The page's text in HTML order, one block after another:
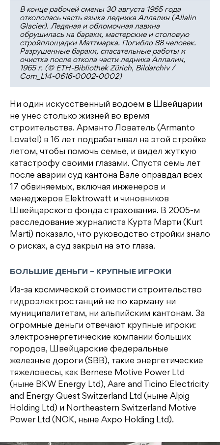
В конце рабочей смены 30 августа 1965 года
откололась часть языка ледника Аллалин (Allalin
Glacier). Ледяная и обломочная лавина
обрушилась на бараки, мастерские и столовую
стройплощадки Маттмарка. Погибло 88 человек.
Разрушенные бараки, спасательные работы и
очистка после откола части ледника Аллалин,
1965 г. (© ETH-Bibliothek Zürich, Bildarchiv /
Com_L14-0616-0002-0002)
Ни один искусственный водоем в Швейцарии
не унес столько жизней во время
строительства. Арманто Лователь (Armanto
Lovatel) в 16 лет подрабатывал на этой стройке
летом, чтобы помочь семье, и видел жуткую
катастрофу своими глазами. Спустя семь лет
после аварии суд кантона Вале оправдал всех
17 обвиняемых, включая инженеров и
менеджеров Elektrowatt и чиновников
Швейцарского фонда страхования. В 2005-м
расследование журналиста Курта Марти (Kurt
Marti) показало, что руководство стройки знало
о рисках, а суд закрыл на это глаза.
БОЛЬШИЕ ДЕНЬГИ – КРУПНЫЕ ИГРОКИ
Из-за космической стоимости строительство
гидроэлектростанций не по карману ни
муниципалитетам, ни альпийским кантонам. За
огромные деньги отвечают крупные игроки:
электроэнергетические компании больших
городов, Швейцарские федеральные
железные дороги (SBB), такие энергетические
тяжеловесы, как Bernese Motive Power Ltd
(ныне BKW Energy Ltd), Aare and Ticino Electricity
and Energy Quest Switzerland Ltd (ныне Alpig
Holding Ltd) и Northeastern Switzerland Motive
Power Ltd (NOK, ныне Axpo Holding Ltd).